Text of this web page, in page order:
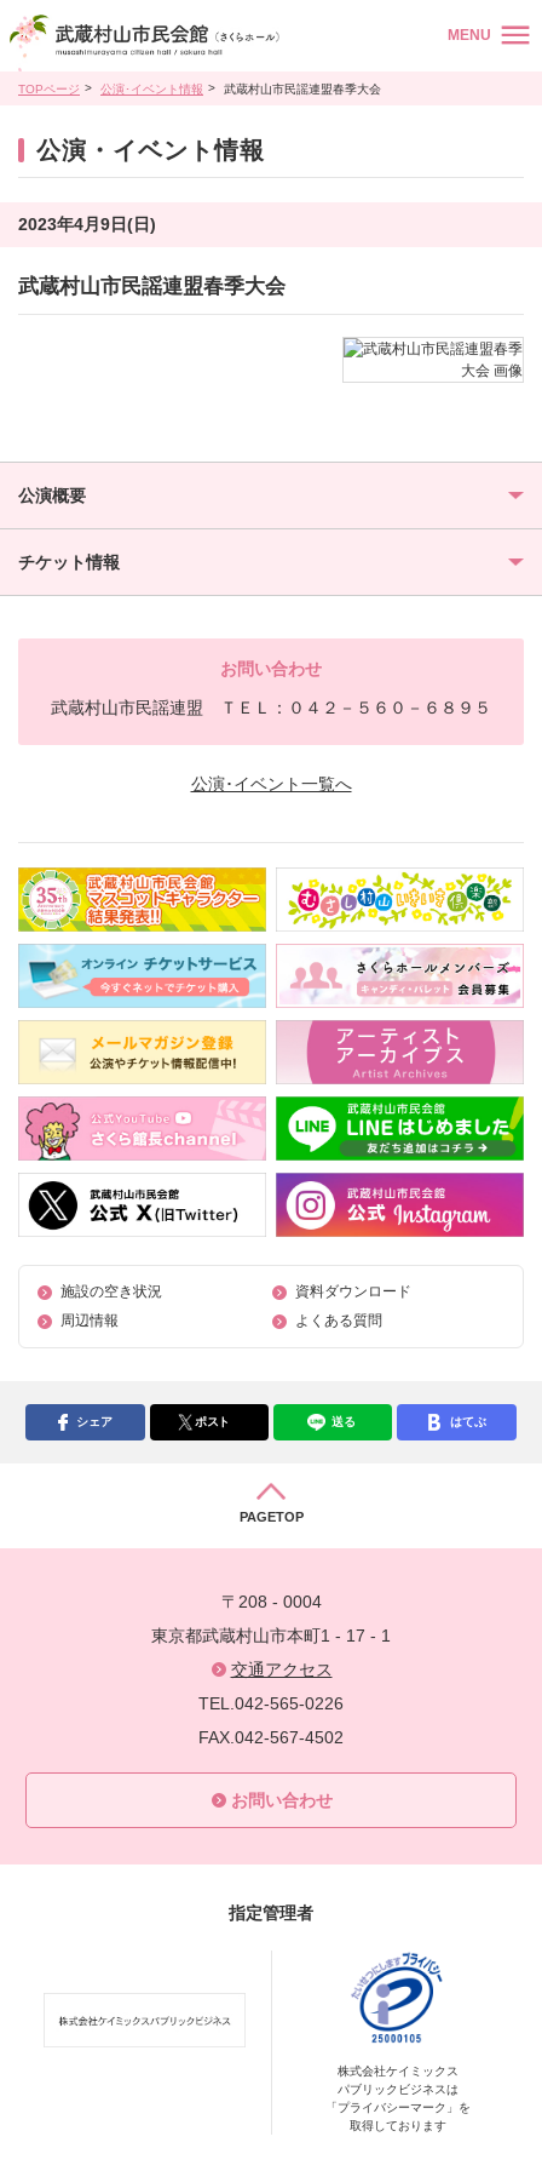
MENU
TOPページ 公演･イベント情報 武蔵村山市民謡連盟春季大会
公演・イベント情報
2023年4月9日(日)
武蔵村山市民謡連盟春季大会
公演概要
チケット情報
お問い合わせ
武蔵村山市民謡連盟 ＴＥＬ：０４２－５６０－６８９５
公演･イベント一覧へ
施設の空き状況
資料ダウンロード
周辺情報
よくある質問
シェア ポスト 送る はてぶ
PAGETOP
〒208 - 0004
東京都武蔵村山市本町1 - 17 - 1
交通アクセス
TEL.042-565-0226
FAX.042-567-4502
お問い合わせ
指定管理者
株式会社ケイミックス
パブリックビジネスは
「プライバシーマーク」を
取得しております